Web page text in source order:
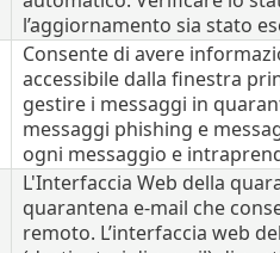
l’aggiornamento sia stato
Consente di avere
accessibile dalla finestra
gestire i messaggi in
messaggi phishing e
ogni messaggio e
L'Interfaccia Web della
quarantena e-mail che
remoto. L’interfaccia web